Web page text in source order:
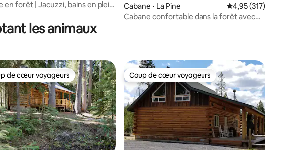
en forêt | Jacuzzi, bains en plein
Cabane ⋅ La Pine Évaluation moyenne
4,95 (317)
Cabane confortable dans la forêt avec
les animaux
de cœur voyageurs les plus appréciés
de cœur voyageurs Coup de cœur voyageurs
Coup de cœur voyageurs